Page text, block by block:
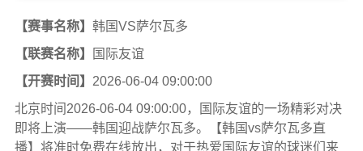
【赛事名称】 韩国VS萨尔瓦多
【联赛名称】
国际友谊
【开赛时间】 2026-06-04 09:00:00
北京时间2026-06-04 09:00:00，国际友谊的一场精彩对决
即将上演——韩国迎战萨尔瓦多。【韩国vs萨尔瓦多直
播】将准时免费在线放出，对于热爱国际友谊的球迷们来